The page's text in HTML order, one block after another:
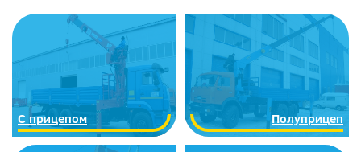
C прицепом Полуприцеп